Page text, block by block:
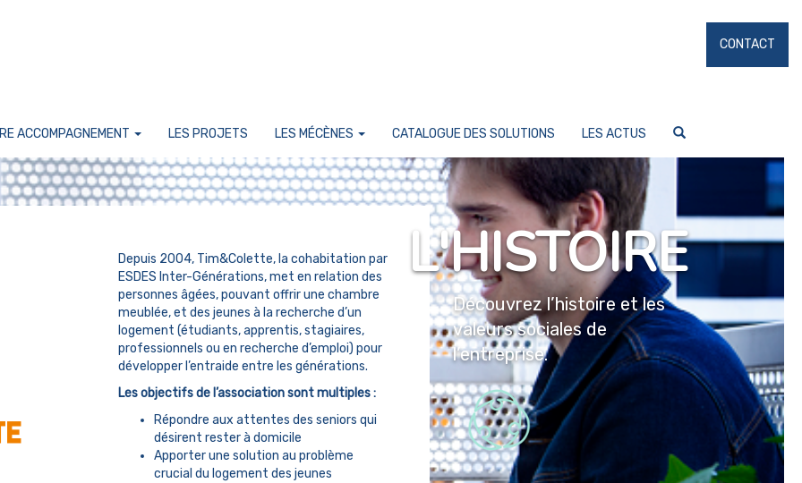
CONTACT
ACCOMPAGNEMENT LES PROJETS LES MÉCÈNES CATALOGUE DES SOLUTIONS LES ACTUS
Depuis 2004, Tim&Colette, la cohabitation par
ESDES Inter-Générations, met en relation des
personnes âgées, pouvant offrir une chambre
meublée, et des jeunes à la recherche d’un
logement (étudiants, apprentis, stagiaires,
professionnels ou en recherche d’emploi) pour
développer l’entraide entre les générations.
Les objectifs de l’association sont multiples :
Répondre aux attentes des seniors qui
désirent rester à domicile
Apporter une solution au problème
crucial du logement des jeunes
L'HISTOIRE
Découvrez l’histoire et les
valeurs sociales de
l’entreprise.